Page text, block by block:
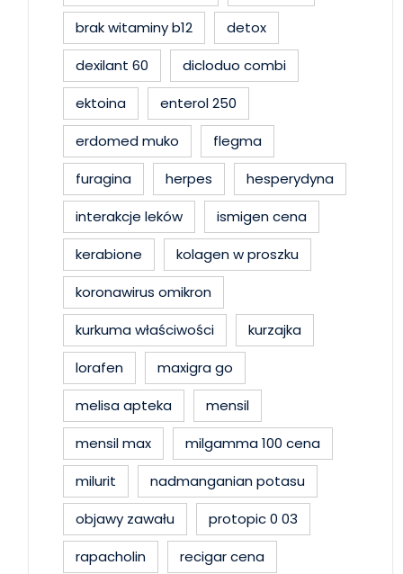
brak witaminy b12
detox
dexilant 60
dicloduo combi
ektoina
enterol 250
erdomed muko
flegma
furagina
herpes
hesperydyna
interakcje leków
ismigen cena
kerabione
kolagen w proszku
koronawirus omikron
kurkuma właściwości
kurzajka
lorafen
maxigra go
melisa apteka
mensil
mensil max
milgamma 100 cena
milurit
nadmanganian potasu
objawy zawału
protopic 0 03
rapacholin
recigar cena